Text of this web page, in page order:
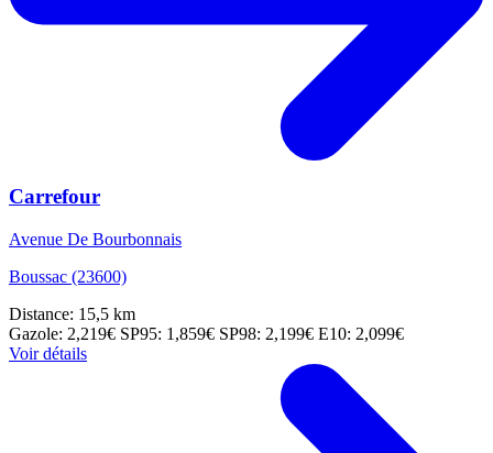
Carrefour
Avenue De Bourbonnais
Boussac (23600)
Distance: 15,5 km
Gazole: 2,219€ SP95: 1,859€ SP98: 2,199€ E10: 2,099€
Voir détails